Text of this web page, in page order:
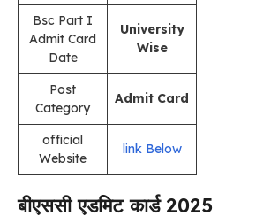
Bsc Part I
Admit Card
Date
University
Wise
Post
Category
Admit Card
official
Website
link Below
बीएससी एडमिट कार्ड 2025